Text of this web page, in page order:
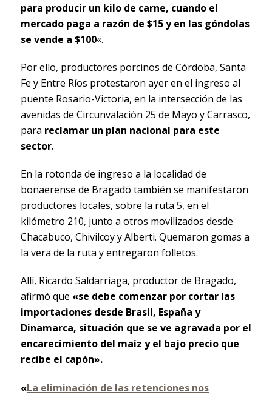
para producir un kilo de carne, cuando el
mercado paga a razón de $15 y en las góndolas
se vende a $100«.
Por ello, productores porcinos de Córdoba, Santa
Fe y Entre Ríos protestaron ayer en el ingreso al
puente Rosario-Victoria, en la intersección de las
avenidas de Circunvalación 25 de Mayo y Carrasco,
para reclamar un plan nacional para este
sector.
En la rotonda de ingreso a la localidad de
bonaerense de Bragado también se manifestaron
productores locales, sobre la ruta 5, en el
kilómetro 210, junto a otros movilizados desde
Chacabuco, Chivilcoy y Alberti. Quemaron gomas a
la vera de la ruta y entregaron folletos.
Allí, Ricardo Saldarriaga, productor de Bragado,
afirmó que «se debe comenzar por cortar las
importaciones desde Brasil, España y
Dinamarca, situación que se ve agravada por el
encarecimiento del maíz y el bajo precio que
recibe el capón».
«La eliminación de las retenciones nos